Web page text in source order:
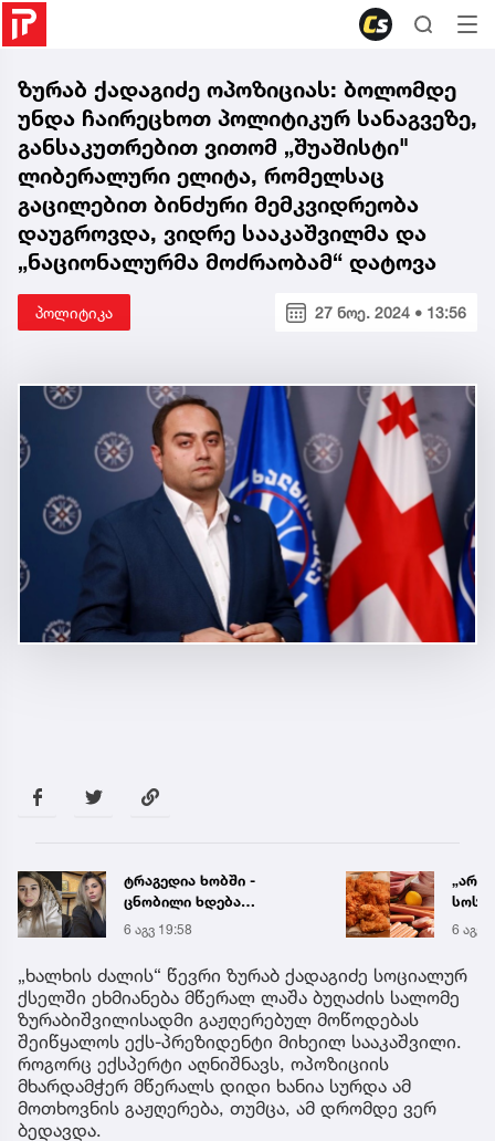
ზურაბ ქადაგიძე ოპოზიციას: ბოლომდე
უნდა ჩაირეცხოთ პოლიტიკურ სანაგვეზე,
განსაკუთრებით ვითომ „შუაშისტი"
ლიბერალური ელიტა, რომელსაც
გაცილებით ბინძური მემკვიდრეობა
დაუგროვდა, ვიდრე სააკაშვილმა და
„ნაციონალურმა მოძრაობამ“ დატოვა
პოლიტიკა 27 ნოე. 2024 • 13:56
ტრაგედია ხობში -
ცნობილი ხდება
დაღუპული დედა-შვილის
ვინაობა
6 აგვ 19:58 6 აგვ
„ხალხის ძალის“ წევრი ზურაბ ქადაგიძე სოციალურ
ქსელში ეხმიანება მწერალ ლაშა ბუღაძის სალომე
ზურაბიშვილისადმი გაჟღერებულ მოწოდებას
შეიწყალოს ექს-პრეზიდენტი მიხეილ სააკაშვილი.
როგორც ექსპერტი აღნიშნავს, ოპოზიციის
მხარდამჭერ მწერალს დიდი ხანია სურდა ამ
მოთხოვნის გაჟღერება, თუმცა, ამ დრომდე ვერ
ბედავდა.